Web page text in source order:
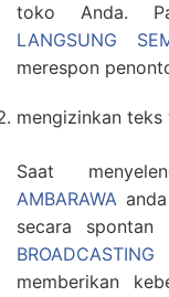
toko Anda.
LANGSUNG
merespon
mengizinkan teks
Saat
AMBARAWA
secara
memberikan